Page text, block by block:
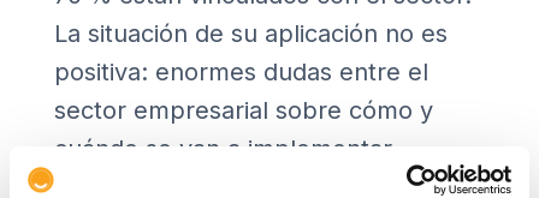
La situación de su aplicación no es
positiva: enormes dudas entre el
sector empresarial sobre cómo y
cuándo se van a implementar
finalmente las convocatorias, pésimo